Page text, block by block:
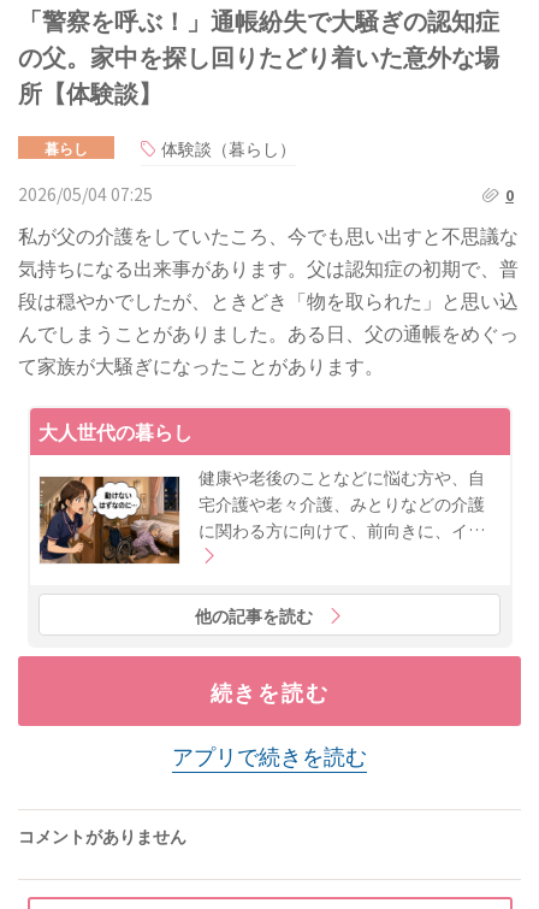
「警察を呼ぶ！」通帳紛失で大騒ぎの認知症
の父。家中を探し回りたどり着いた意外な場
所【体験談】
暮らし
体験談（暮らし）
2026/05/04 07:25
0
私が父の介護をしていたころ、今でも思い出すと不思議な
気持ちになる出来事があります。父は認知症の初期で、普
段は穏やかでしたが、ときどき「物を取られた」と思い込
んでしまうことがありました。ある日、父の通帳をめぐっ
て家族が大騒ぎになったことがあります。
大人世代の暮らし
健康や老後のことなどに悩む方や、自
宅介護や老々介護、みとりなどの介護
に関わる方に向けて、前向きに、イ…
他の記事を読む
続きを読む
アプリで続きを読む
コメントがありません